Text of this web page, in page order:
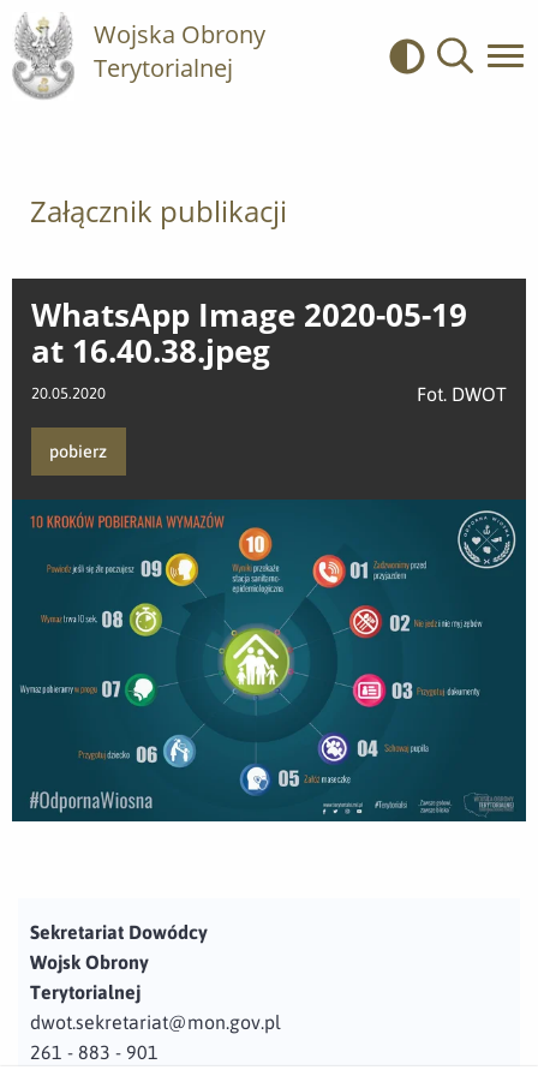
Wojska Obrony
Terytorialnej
Kontrast
Załącznik publikacji
WhatsApp Image 2020-05-19
at 16.40.38.jpeg
20.05.2020 Fot. DWOT
pobierz
Sekretariat Dowódcy
Wojsk Obrony
Terytorialnej
dwot.sekretariat@mon.gov.pl
261 - 883 - 901